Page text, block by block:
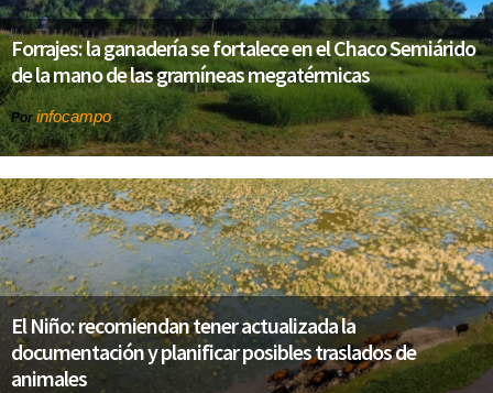
Forrajes: la ganadería se fortalece en el Chaco Semiárido
de la mano de las gramíneas megatérmicas
Porinfocampo
El Niño: recomiendan tener actualizada la
documentación y planificar posibles traslados de
animales